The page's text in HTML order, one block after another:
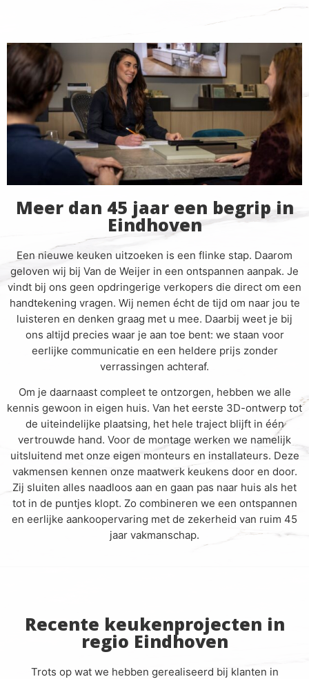
Meer dan 45 jaar een begrip in
Eindhoven
Een nieuwe keuken uitzoeken is een flinke stap. Daarom
geloven wij bij Van de Weijer in een ontspannen aanpak. Je
vindt bij ons geen opdringerige verkopers die direct om een
handtekening vragen. Wij nemen écht de tijd om naar jou te
luisteren en denken graag met u mee. Daarbij weet je bij
ons altijd precies waar je aan toe bent: we staan voor
eerlijke communicatie en een heldere prijs zonder
verrassingen achteraf.
Om je daarnaast compleet te ontzorgen, hebben we alle
kennis gewoon in eigen huis. Van het eerste 3D-ontwerp tot
de uiteindelijke plaatsing, het hele traject blijft in één
vertrouwde hand. Voor de montage werken we namelijk
uitsluitend met onze eigen monteurs en installateurs. Deze
vakmensen kennen onze maatwerk keukens door en door.
Zij sluiten alles naadloos aan en gaan pas naar huis als het
tot in de puntjes klopt. Zo combineren we een ontspannen
en eerlijke aankoopervaring met de zekerheid van ruim 45
jaar vakmanschap.
Recente keukenprojecten in
regio Eindhoven
Trots op wat we hebben gerealiseerd bij klanten in